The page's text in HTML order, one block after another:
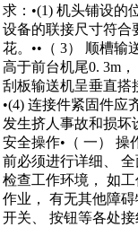
求：•(1) 机头铺设的
设备的联接尺寸符合
花。••（ 3） 顺槽
高于前台机尾0. 3m
刮板输送机呈垂直搭
•(4) 连接件紧固件应
发生挤人事故和损坏
安全操作•（ 一） 操
前必须进行详细、
检查工作环境， 如
作业， 有无其他障
开关、 按钮等各处